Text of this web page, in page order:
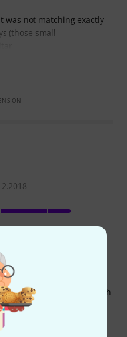
was not matching exactly
(those small
as a replacement for my
set,
brilliant, fast install with
and also the Utube
with everything you